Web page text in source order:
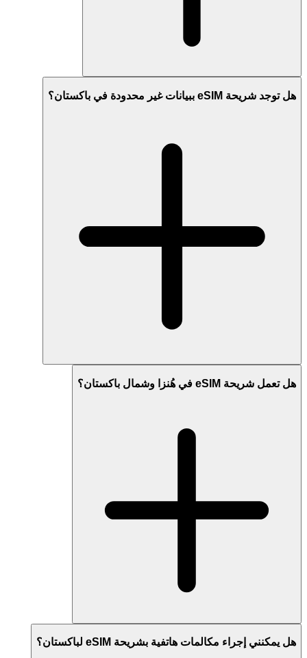
هل توجد شريحة eSIM ببيانات غير محدودة في باكستان؟
هل تعمل شريحة eSIM في هُنزا وشمال باكستان؟
هل يمكنني إجراء مكالمات هاتفية بشريحة eSIM لباكستان؟